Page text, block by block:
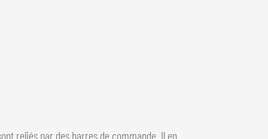
reliés par des barres de commande. Il en